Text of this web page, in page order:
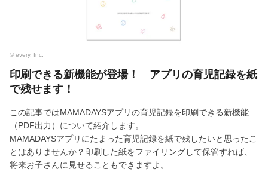
© every, Inc.
印刷できる新機能が登場！ アプリの育児記録を紙
で残せます！
この記事ではMAMADAYSアプリの育児記録を印刷できる新機能
（PDF出力）について紹介します。
MAMADAYSアプリにたまった育児記録を紙で残したいと思ったこ
とはありませんか？印刷した紙をファイリングして保管すれば、
将来お子さんに見せることもできますよ。